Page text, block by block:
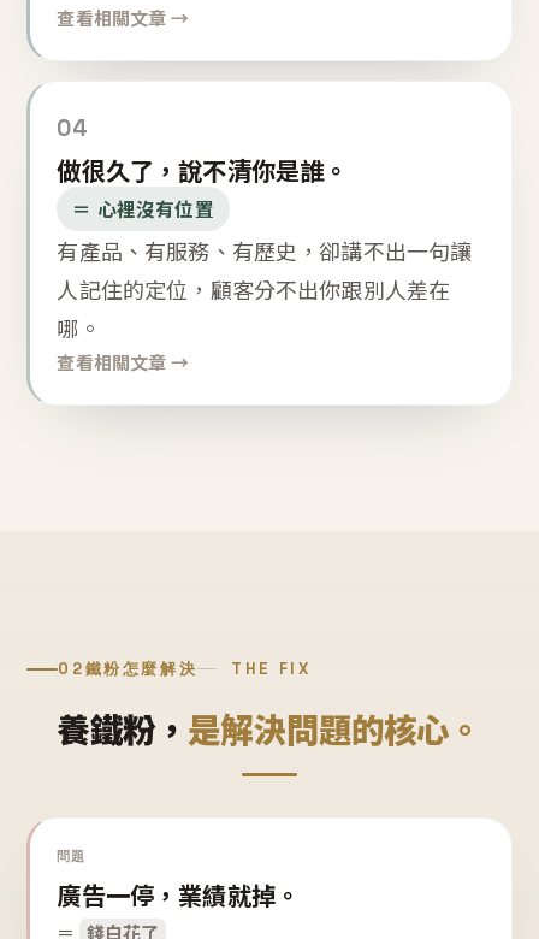
查看相關文章 →
04
做很久了，說不清你是誰。
＝ 心裡沒有位置
有產品、有服務、有歷史，卻講不出一句讓
人記住的定位，顧客分不出你跟別人差在
哪。
查看相關文章 →
02鐵粉怎麼解決 THE FIX
養鐵粉， 是解決問題的核心。
問題
廣告一停，業績就掉。
＝ 錢白花了